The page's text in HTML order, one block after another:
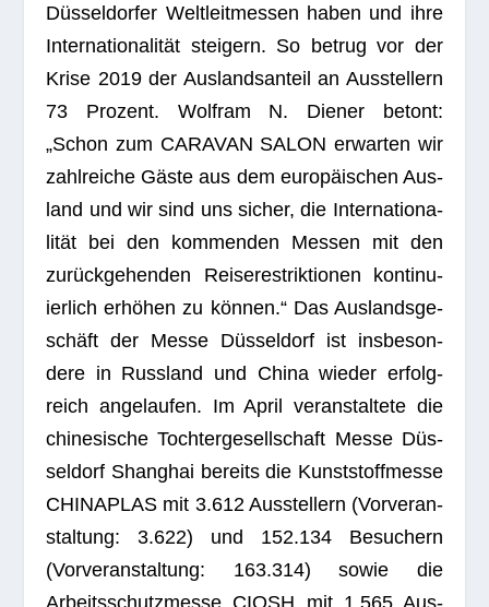
Düs­sel­dor­fer Welt­leit­mes­sen haben und ihre
Inter­na­tio­na­li­tät stei­gern. So betrug vor der
Krise 2019 der Aus­lands­an­teil an Aus­stel­lern
73 Pro­zent. Wolf­ram N. Die­ner betont:
„Schon zum CARAVAN SALON erwar­ten wir
zahl­rei­che Gäste aus dem euro­päi­schen Aus­
land und wir sind uns sicher, die Inter­na­tio­na­
li­tät bei den kom­men­den Mes­sen mit den
zurück­ge­hen­den Rei­se­re­strik­tio­nen kon­ti­nu­
ier­lich erhö­hen zu kön­nen.“ Das Aus­lands­ge­
schäft der Messe Düs­sel­dorf ist ins­be­son­
dere in Russ­land und China wie­der erfolg­
reich ange­lau­fen. Im April ver­an­stal­tete die
chi­ne­si­sche Toch­ter­ge­sell­schaft Messe Düs­
sel­dorf Shang­hai bereits die Kunst­stoff­messe
CHINAPLAS mit 3.612 Aus­stel­lern (Vor­ver­an­
stal­tung: 3.622) und 152.134 Besu­chern
(Vor­ver­an­stal­tung: 163.314) sowie die
Arbeits­schutz­messe CIOSH mit 1.565 Aus­